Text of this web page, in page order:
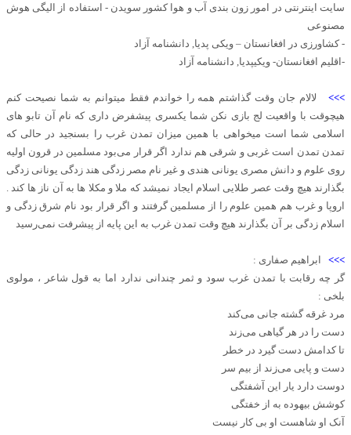
سایت اینترنتی در امور زون بندی آب و هوا کشور سویدن - استفاده از الیگی هوش
مصنوعی
- کشاورزی در افغانستان – ویکی پدیا, دانشنامه آزاد
-اقلیم افغانستان- ویکیپدیا, دانشنامه آزاد
>>> لالام جان وقت گذاشتم همه را خواندم فقط میتوانم به شما نصیحت کنم
هیچوقت با واقعیت لج بازی نکن شما یکسری پیشفرض داری که نام آن تابو های
اسلامی شما است میخواهی با همین میزان تمدن غرب را بسنجید در حالی که
تمدن تمدن است غربی و شرقی هم ندارد اگر قرار می‌بود مسلمین در قرون اولیه
روی علوم و دانش مصری یونانی هندی و غیر نام مصر زدگی هند زدگی یونانی زدگی
بگذارند هیچ وقت عصر طلایی اسلام ایجاد نمیشد که ملا و مکلا ها به آن ناز ها کند .
اروپا و غرب هم همین علوم را از مسلمین گرفتند و اگر قرار بود نام شرق زدگی و
اسلام زدگی بر آن بگذارند هیچ وقت تمدن غرب به این پایه از پیشرفت نمی‌رسید
>>> ابراهیم صفاری :
گر چه‌ رقابت با تمدن غرب سود و ثمر چندانی ندارد اما به قول شاعر ، مولوی
بلخی :
مرد غرقه گشته جانی می‌کند
دست را در هر گیاهی می‌زند
تا کدامش دست گیرد در خطر
دست و پایی می‌زند از بیم سر
دوست دارد یار این آشفتگی
کوشش بیهوده به از خفتگی
آنک او شاهست او بی کار نیست